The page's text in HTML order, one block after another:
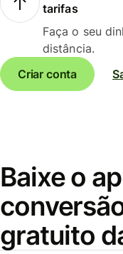
tarifas
Faça o seu
distância.
Criar conta
Baixe o
gratuito